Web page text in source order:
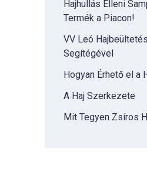
Hajhullás Elleni
Termék a Piacon!
VV Leó
Segítégével
Hogyan Érhető el a
A Haj Szerkezete
Mit Tegyen Zsíros